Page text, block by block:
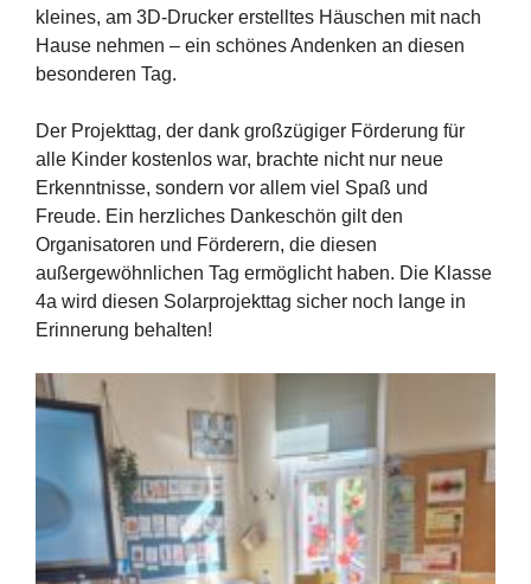
kleines, am 3D-Drucker erstelltes Häuschen mit nach
Hause nehmen – ein schönes Andenken an diesen
besonderen Tag.
Der Projekttag, der dank großzügiger Förderung für
alle Kinder kostenlos war, brachte nicht nur neue
Erkenntnisse, sondern vor allem viel Spaß und
Freude. Ein herzliches Dankeschön gilt den
Organisatoren und Förderern, die diesen
außergewöhnlichen Tag ermöglicht haben. Die Klasse
4a wird diesen Solarprojekttag sicher noch lange in
Erinnerung behalten!